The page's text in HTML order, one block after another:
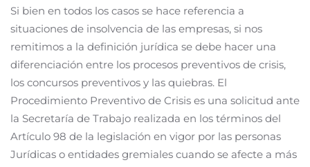
Si bien en todos los casos se hace referencia a
situaciones de insolvencia de las empresas, si nos
remitimos a la definición jurídica se debe hacer una
diferenciación entre los procesos preventivos de crisis,
los concursos preventivos y las quiebras. El
Procedimiento Preventivo de Crisis es una solicitud ante
la Secretaría de Trabajo realizada en los términos del
Artículo 98 de la legislación en vigor por las personas
Jurídicas o entidades gremiales cuando se afecte a más